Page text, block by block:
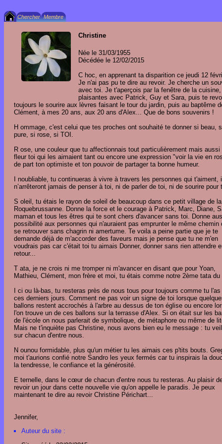
Christine
Née le 31/03/1955
Décédée le 12/02/2015
C hoc, en apprenant ta disparition ce jeudi 12
Je n'ai pas pu te dire au revoir. Je cherche un
avec toi. Je t'aperçois par la fenêtre de la
plaisantes avec Patrick, Guy et Sara, puis te
toujours le sourire aux lèvres faisant le tour du jardin, puis au baptême
Clément, à mes 20 ans, aux 20 ans d'Alex... Que de bons souvenirs !
H ommage, c'est celui que tes proches ont souhaité te donner si beau,
pure, si rose, si TOI.
R ose, une couleur que tu affectionnais tout particulièrement mais aussi
fleur toi qui les aimaient tant ou encore une expression "voir la vie en
de part ton optimiste et ton pouvoir de partager ta bonne humeur.
I noubliable, tu continueras à vivre à travers les personnes qui t'aiment,
n’arrêteront jamais de penser à toi, ni de parler de toi, ni de sourire pour
S oleil, tu étais le rayon de soleil de beaucoup dans ce petit village de la
Roquebrussanne. Donne la force et le courage à Patrick, Marc, Diane,
maman et tous les êtres qui te sont chers d'avancer sans toi. Donne
possibilité aux personnes qui n'auraient pas emprunter le même chemin
se retrouver sans chagrin ni amertume. Te voila a peine partie que je te
demande déjà de m'accorder des faveurs mais je pense que tu ne m'en
voudrais pas car c'était toi tu aimais Donner, donner sans rien attendre
retour...
T ata, je ne crois ni me tromper ni m'avancer en disant que pour Yoan,
Mathieu, Clément, mon frère et moi, tu étais comme notre 2ème tata du
I ci ou là-bas, tu resteras près de nous tous pour toujours comme tu l'as
ces derniers jours. Comment ne pas voir un signe de toi lorsque
ballons restent accrochés à l'arbre au dessus de ton église ou encore
l'on trouve un de ces ballons sur la terrasse d'Alex. Si on était sur les
de l'école on nous parlerait de symbolique, de métaphore ou même de
Mais ne t'inquiète pas Christine, nous avons bien eu le message : tu
sur chacun d'entre nous.
N ounou formidable, plus qu'un métier tu les aimais ces p'tits bouts.
moi t'aurions confié notre Sandro les yeux fermés car tu inspirais la
la tendresse, le confiance et la générosité.
E ternelle, dans le cœur de chacun d'entre nous tu resteras. Au plaisir
revoir un jour dans cette nouvelle vie qu'on appelle le paradis. Je peux
maintenant te dire au revoir Christine Périchart...
Jennifer,
Auteur du site :